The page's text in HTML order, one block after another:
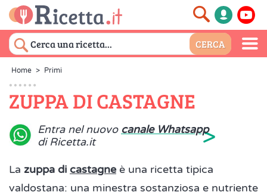
Home > Primi
ZUPPA DI CASTAGNE
Entra nel nuovo canale Whatsapp
di Ricetta.it
>
La zuppa di castagneè una ricetta tipica
valdostana: una minestra sostanziosa e nutriente